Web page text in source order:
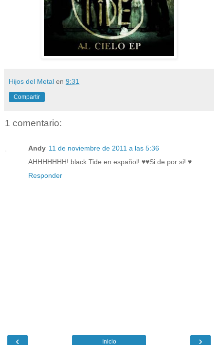
Hijos del Metal en 9:31
Compartir
1 comentario:
Andy 11 de noviembre de 2011 a las 5:36
AHHHHHHH! black Tide en español! ♥♥Si de por si! ♥
Responder
‹ ›
Inicio